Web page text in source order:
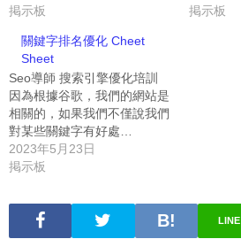
掲示板
掲示板
關鍵字排名優化 Cheet
Sheet
Seo導師 搜索引擎優化培訓
因為根據谷歌，我們的網站是
相關的，如果我們不僅說我們
對某些關鍵字有好處…
2023年5月23日
掲示板
LINE